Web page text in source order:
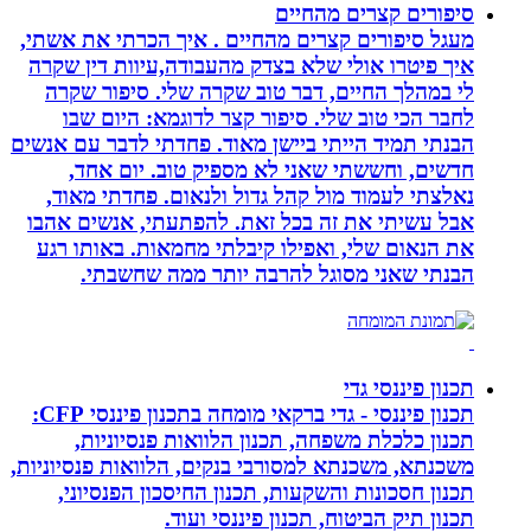
סיפורים קצרים מהחיים
מעגל סיפורים קצרים מהחיים . איך הכרתי את אשתי,
איך פיטרו אולי שלא בצדק מהעבודה,עיוות דין שקרה
לי במהלך החיים, דבר טוב שקרה שלי. סיפור שקרה
לחבר הכי טוב שלי. סיפור קצר לדוגמא: היום שבו
הבנתי תמיד הייתי ביישן מאוד. פחדתי לדבר עם אנשים
חדשים, וחששתי שאני לא מספיק טוב. יום אחד,
נאלצתי לעמוד מול קהל גדול ולנאום. פחדתי מאוד,
אבל עשיתי את זה בכל זאת. להפתעתי, אנשים אהבו
את הנאום שלי, ואפילו קיבלתי מחמאות. באותו רגע
הבנתי שאני מסוגל להרבה יותר ממה שחשבתי.
תכנון פיננסי גדי
תכנון פיננסי - גדי ברקאי מומחה בתכנון פיננסי CFP:
תכנון כלכלת משפחה, תכנון הלוואות פנסיוניות,
משכנתא, משכנתא למסורבי בנקים, הלוואות פנסיוניות,
תכנון חסכונות והשקעות, תכנון החיסכון הפנסיוני,
תכנון תיק הביטוח, תכנון פיננסי ועוד.